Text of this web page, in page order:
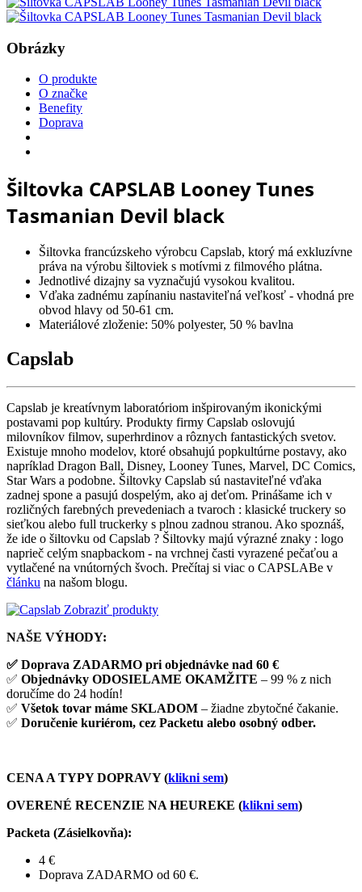
Obrázky
O produkte
O značke
Benefity
Doprava
Šiltovka CAPSLAB Looney Tunes
Tasmanian Devil black
Šiltovka francúzskeho výrobcu Capslab, ktorý má exkluzívne
práva na výrobu šiltoviek s motívmi z filmového plátna.
Jednotlivé dizajny sa vyznačujú vysokou kvalitou.
Vďaka zadnému zapínaniu nastaviteľná veľkosť - vhodná pre
obvod hlavy od 50-61 cm.
Materiálové zloženie: 50% polyester, 50 % bavlna
Capslab
Capslab je kreatívnym laboratóriom inšpirovaným ikonickými
postavami pop kultúry. Produkty firmy Capslab oslovujú
milovníkov filmov, superhrdinov a rôznych fantastických svetov.
Existuje mnoho modelov, ktoré obsahujú popkultúrne postavy, ako
napríklad Dragon Ball, Disney, Looney Tunes, Marvel, DC Comics,
Star Wars a podobne. Šiltovky Capslab sú nastaviteľné vďaka
zadnej spone a pasujú dospelým, ako aj deťom. Prinášame ich v
rozličných farebných prevedeniach a tvaroch : klasické truckery so
sieťkou alebo full truckerky s plnou zadnou stranou. Ako spoznáš,
že ide o šiltovku od Capslab ? Šiltovky majú výrazné znaky : logo
naprieč celým snapbackom - na vrchnej časti vyrazené pečaťou a
vytlačené na vnútorných švoch. Prečítaj si viac o CAPSLABe v
článku na našom blogu.
Zobraziť produkty
NAŠE VÝHODY:
✅ Doprava ZADARMO pri objednávke nad 60 €
✅ Objednávky ODOSIELAME OKAMŽITE – 99 % z nich
doručíme do 24 hodín!
✅ Všetok tovar máme SKLADOM – žiadne zbytočné čakanie.
✅ Doručenie kuriérom, cez Packetu alebo osobný odber.
CENA A TYPY DOPRAVY (klikni sem)
OVERENÉ RECENZIE NA HEUREKE (klikni sem)
Packeta (Zásielkovňa):
4 €
Doprava ZADARMO od 60 €.